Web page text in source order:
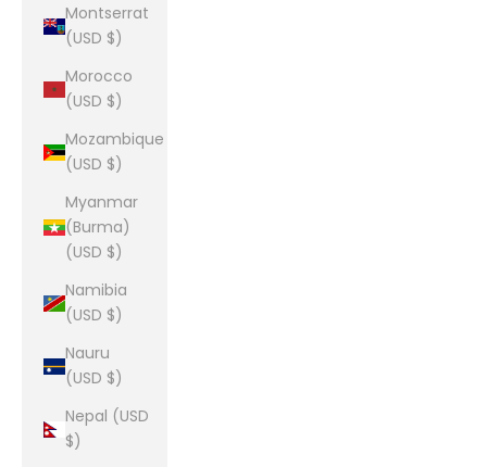
Montserrat
(USD $)
Morocco
(USD $)
Mozambique
(USD $)
Myanmar
(Burma)
(USD $)
Namibia
(USD $)
Nauru
(USD $)
Nepal (USD
$)